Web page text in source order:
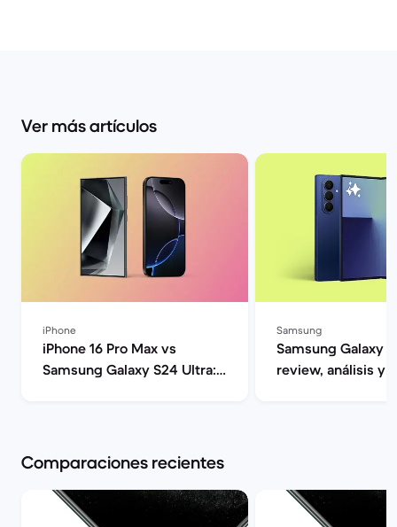
Ver más artículos
iPhone
iPhone 16 Pro Max vs
Samsung Galaxy S24 Ultra:
Samsung
Samsung Galaxy
review, análisis y
Comparaciones recientes